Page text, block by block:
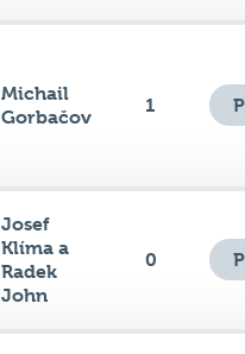
Michail
Gorbačov
1
Josef
Klíma a
Radek
John
0